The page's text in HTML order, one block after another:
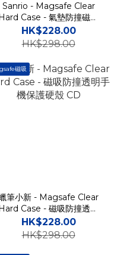
Sanrio - Magsafe Clear
Case - 氣墊防撞磁吸
透明手機保護硬殼 TY BB
HK$228.00
HK$298.00
磁吸
筆小新 - Magsafe Clear
Case - 磁吸防撞透明
手機保護硬殼 CD
HK$228.00
HK$298.00